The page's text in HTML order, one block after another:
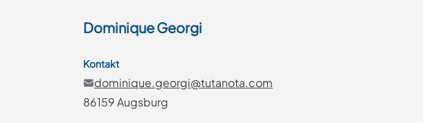
DominiqueGeorgi
Kontakt
dominique.georgi@tutanota.com
86159 Augsburg